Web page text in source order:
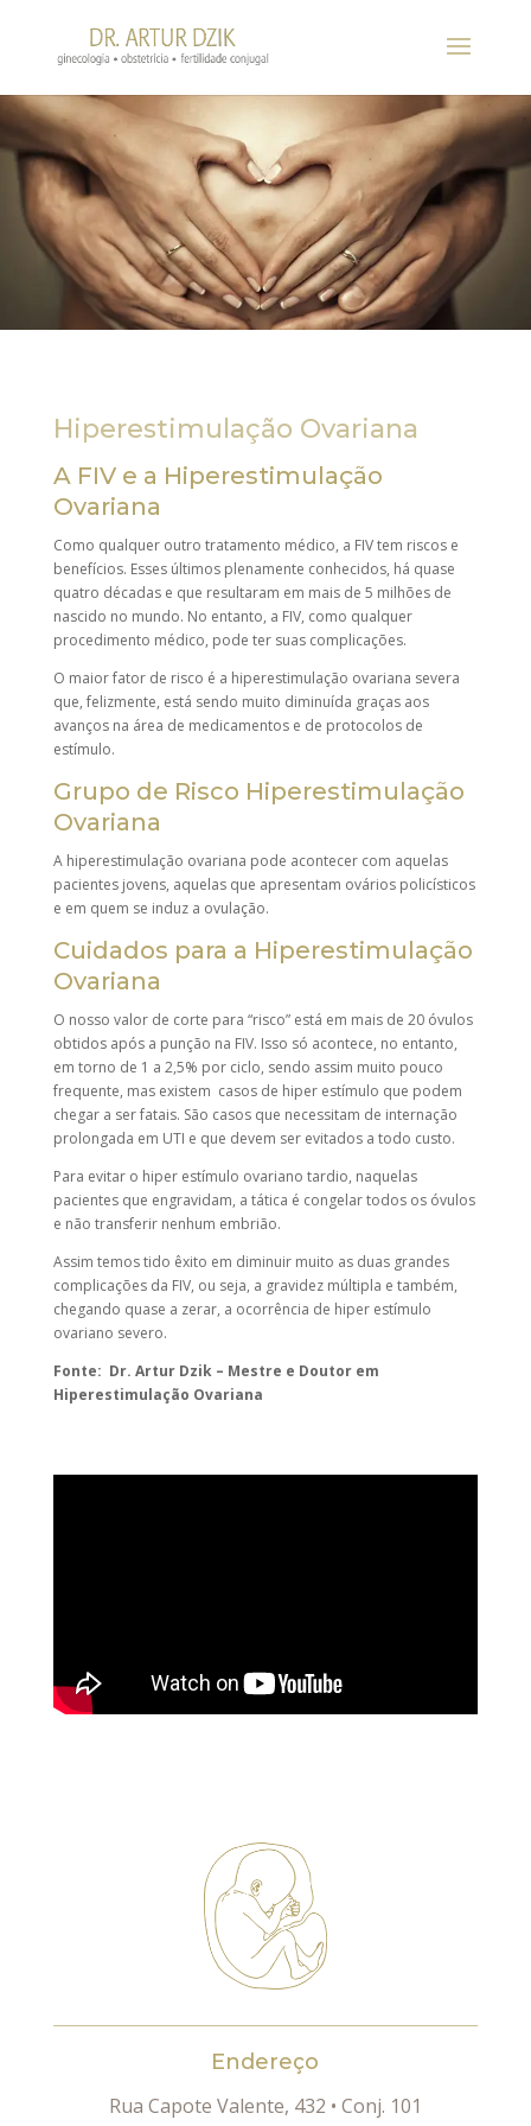
Hiperestimulação Ovariana
A FIV e a Hiperestimulação
Ovariana
Como qualquer outro tratamento médico, a FIV tem riscos e
benefícios. Esses últimos plenamente conhecidos, há quase
quatro décadas e que resultaram em mais de 5 milhões de
nascido no mundo. No entanto, a FIV, como qualquer
procedimento médico, pode ter suas complicações.
O maior fator de risco é a hiperestimulação ovariana severa
que, felizmente, está sendo muito diminuída graças aos
avanços na área de medicamentos e de protocolos de
estímulo.
Grupo de Risco Hiperestimulação
Ovariana
A hiperestimulação ovariana pode acontecer com aquelas
pacientes jovens, aquelas que apresentam ovários policísticos
e em quem se induz a ovulação.
Cuidados para a Hiperestimulação
Ovariana
O nosso valor de corte para “risco” está em mais de 20 óvulos
obtidos após a punção na FIV. Isso só acontece, no entanto,
em torno de 1 a 2,5% por ciclo, sendo assim muito pouco
frequente, mas existem casos de hiper estímulo que podem
chegar a ser fatais. São casos que necessitam de internação
prolongada em UTI e que devem ser evitados a todo custo.
Para evitar o hiper estímulo ovariano tardio, naquelas
pacientes que engravidam, a tática é congelar todos os óvulos
e não transferir nenhum embrião.
Assim temos tido êxito em diminuir muito as duas grandes
complicações da FIV, ou seja, a gravidez múltipla e também,
chegando quase a zerar, a ocorrência de hiper estímulo
ovariano severo.
Fonte: Dr. Artur Dzik – Mestre e Doutor em
Hiperestimulação Ovariana
Endereço
Rua Capote Valente, 432 • Conj. 101